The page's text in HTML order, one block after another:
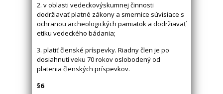
2. v oblasti vedeckovýskumnej činnosti
dodržiavať platné zákony a smernice súvisiace s
ochranou archeologických pamiatok a dodržiavať
etiku vedeckého bádania;
3. platiť členské príspevky. Riadny člen je po
dosiahnutí veku 70 rokov oslobodený od
platenia členských príspevkov.
§6